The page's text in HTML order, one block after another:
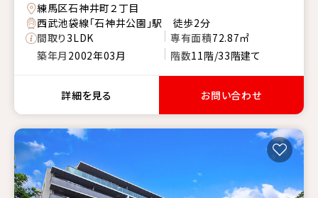
練馬区石神井町２丁目
西武池袋線「石神井公園」駅 徒歩2分
間取り3LDK 専有面積72.87㎡
築年月 2002年03月 階数11階/33階建て
詳細を見る お問い合わせ